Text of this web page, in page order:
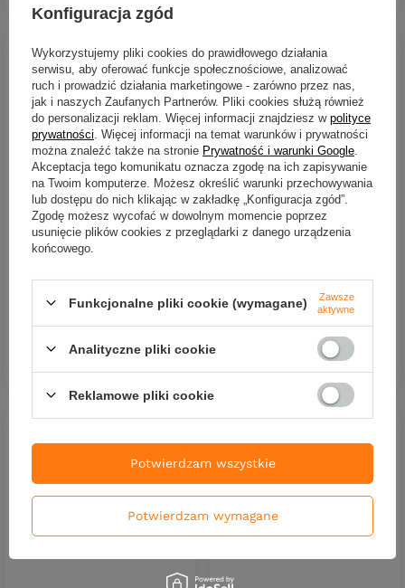
Guma SEWRO CUSTOM BAIT
Ukleja 16cm Oliwka Kopyto
Pomarańcz
18,00 zł
Kup za: 594PKTpunktów
Guma SEWRO CUSTOM BAIT
Ukleja 16cm- Oliwka
18,00 zł
Kup za: 594PKTpunktów
DO KOSZYKA
Konfiguracja zgód
Wykorzystujemy pliki cookies do prawidłowego działania
serwisu, aby oferować funkcje społecznościowe, analizować
ruch i prowadzić działania marketingowe - zarówno przez nas,
jak i naszych Zaufanych Partnerów. Pliki cookies służą również
do personalizacji reklam. Więcej informacji znajdziesz w polityce
prywatności . Więcej informacji na temat warunków i prywatności
można znaleźć także na stronie Prywatność i warunki Google
Akceptacja tego komunikatu oznacza zgodę na ich zapisywanie
na Twoim komputerze. Możesz określić warunki przechowywania
lub dostępu do nich klikając w zakładkę „Konfiguracja zgód”.
Zgodę możesz wycofać w dowolnym momencie poprzez
usunięcie plików cookies z przeglądarki z danego urządzenia
końcowego.
Funkcjonalne pliki cookie (wymagane)
Zawsze
aktywne
Analityczne pliki cookie
Reklamowe pliki cookie
Potwierdzam wymagane
Potwierdzam wszystkie